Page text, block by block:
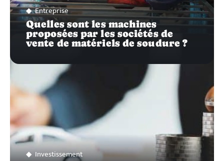
Entreprise
Quelles sont les machines
proposées par les sociétés de
vente de matériels de soudure ?
Investissement